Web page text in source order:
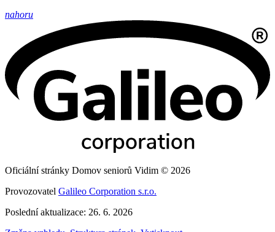
nahoru
Oficiální stránky Domov seniorů Vidim © 2026
Provozovatel Galileo Corporation s.r.o.
Poslední aktualizace: 26. 6. 2026